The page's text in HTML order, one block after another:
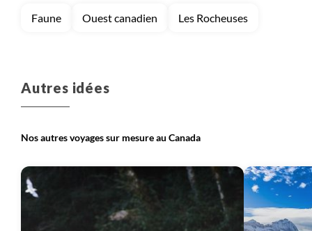
Voyage
Vancouver et les Rocheuses Voyage
Yukon
Faune Ouest canadien Les Rocheuses
Autres idées
Nos autres voyages sur mesure au Canada